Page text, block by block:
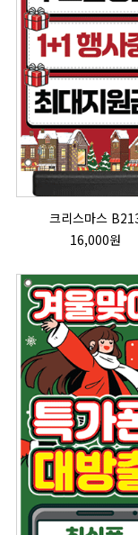
크리스마스
16,000원